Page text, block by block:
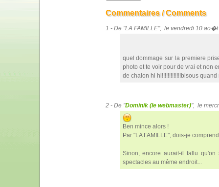
Commentaires / Comments
1 - De "LA FAMILLE", le vendredi 10
quel dommage sur la premiere
photo et te voir pour de vrai et non
de chalon hi hi!!!!!!!!!!!!!bisous
2 - De "Dominik (le webmaster)", le
Ben mince alors !
Par "LA FAMILLE", dois-je
Sinon, encore aurait-il fallu
spectacles au même endroit...